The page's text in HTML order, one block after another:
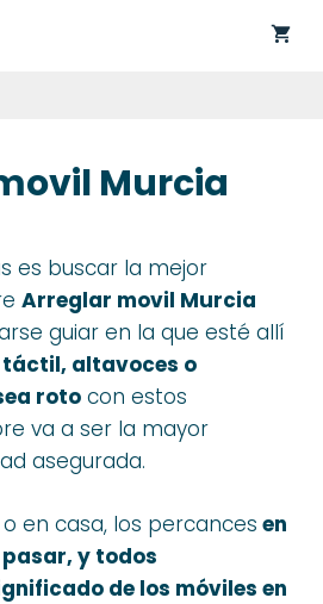
Murcia
es buscar la mejor
Arreglar movil Murcia
guiar en la que esté allí
táctil, altavoces o
roto con estos
va a ser la mayor
asegurada.
en casa, los percances en
, y todos
de los móviles en